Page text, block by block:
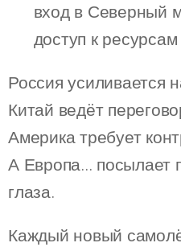
🔹 вход в Северный
🔹 доступ к
Россия усиливается
Китай ведёт
Америка требует
А Европа... посылает
глаза.
Каждый новый